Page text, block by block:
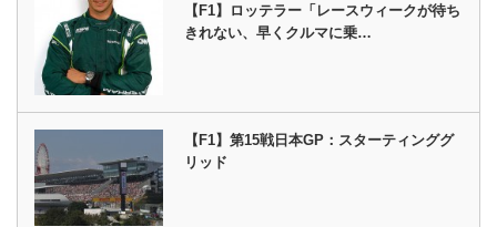
【F1】ロッテラー「レースウィークが待ち
きれない、早くクルマに乗…
【F1】第15戦日本GP：スターティンググ
リッド